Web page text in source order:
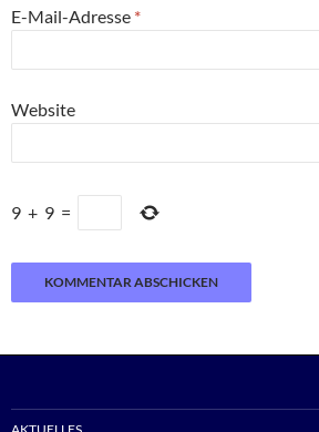
E-Mail-Adresse *
Website
9 + 9 =